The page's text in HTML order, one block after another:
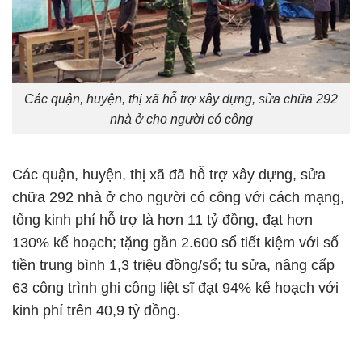
Các quận, huyện, thị xã hỗ trợ xây dựng, sửa chữa 292
nhà ở cho người có công
Các quận, huyện, thị xã đã hỗ trợ xây dựng, sửa
chữa 292 nhà ở cho người có công với cách mạng,
tổng kinh phí hỗ trợ là hơn 11 tỷ đồng, đạt hơn
130% kế hoạch; tặng gần 2.600 sổ tiết kiệm với số
tiền trung bình 1,3 triệu đồng/sổ; tu sửa, nâng cấp
63 công trình ghi công liệt sĩ đạt 94% kế hoạch với
kinh phí trên 40,9 tỷ đồng.